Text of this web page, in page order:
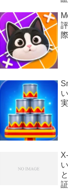
証